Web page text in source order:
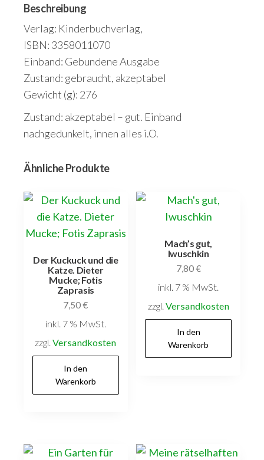
Beschreibung
Verlag: Kinderbuchverlag,
ISBN: 3358011070
Einband: Gebundene Ausgabe
Zustand: gebraucht, akzeptabel
Gewicht (g): 276
Zustand: akzeptabel – gut. Einband
nachgedunkelt, innen alles i.O.
Ähnliche Produkte
Der Kuckuck und die
Katze. Dieter
Mucke; Fotis
Zaprasis
7,50€
inkl. 7 % MwSt.
zzgl.Versandkosten
In den
Warenkorb
Mach’s gut,
Iwuschkin
7,80€
inkl. 7 % MwSt.
zzgl. Versandkosten
In den
Warenkorb